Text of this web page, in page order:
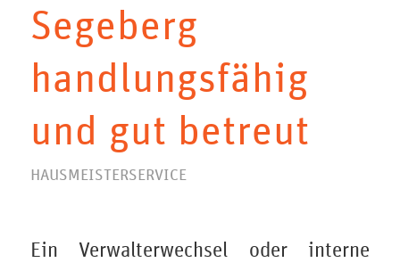
Segeberg
handlungsfähig
und gut betreut
HAUSMEISTERSERVICE
Ein Verwalterwechsel oder interne